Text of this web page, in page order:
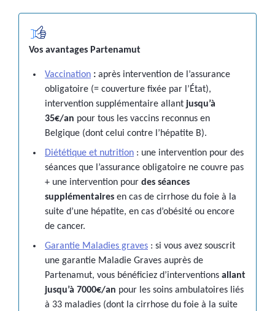
Vos avantages Partenamut
Vaccination : après intervention de l’assurance
obligatoire (= couverture fixée par l’État),
intervention supplémentaire allant jusqu’à
35€/an pour tous les vaccins reconnus en
Belgique (dont celui contre l’hépatite B).
Diététique et nutrition : une intervention pour des
séances que l’assurance obligatoire ne couvre pas
+ une intervention pour des séances
supplémentaires en cas de cirrhose du foie à la
suite d’une hépatite, en cas d’obésité ou encore
de cancer.
Garantie Maladies graves : si vous avez souscrit
une garantie Maladie Graves auprès de
Partenamut, vous bénéficiez d’interventions allant
jusqu’à 7000€/an pour les soins ambulatoires liés
à 33 maladies (dont la cirrhose du foie à la suite